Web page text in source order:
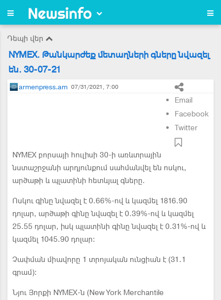
Դեպի վեր
NYMEX. Թանկարժեք մետաղների գները նվազել
են. 30-07-21
armenpress.am 07/31/2021, 7:00
Email
Facebook
Twitter
NYMEX բորսայի հուլիսի 30-ի առևտրային
նստաշրջանի արդյունքում սահմանվել են ոսկու,
արծաթի և պլատինի հետևյալ գները.
Ոսկու գինը նվազել է 0.66%-ով և կազմել 1816.90
դոլար, արծաթի գինը նվազել է 0.39%-ով և կազմել
25.55 դոլար, իսկ պլատինի գինը նվազել է 0.31%-ով և
կազմել 1045.90 դոլար:
Չափման միավորը 1 տրոյական ունցիան է (31.1
գրամ):
Նյու Յորքի NYMEХ-ն (New York Merchantile